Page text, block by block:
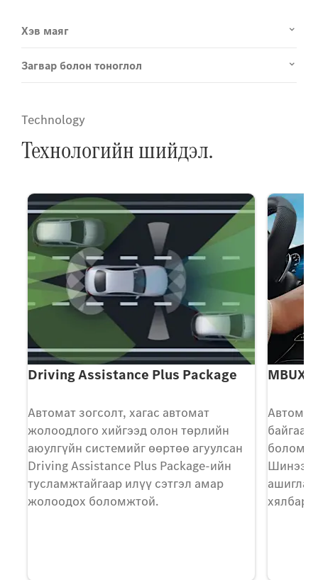
Хэв маяг
Загвар болон тоноглол
Technology
Технологийн шийдэл.
Driving Assistance Plus Package
Автомат зогсолт, хагас автомат
жолоодлого хийгээд олон төрлийн
аюулгүйн системийг өөртөө агуулсан
Driving Assistance Plus Package-ийн
тусламжтайгаар илүү сэтгэл амар
жолоодох боломжтой.
MBUX
байгаа
Шинээр
хялбар